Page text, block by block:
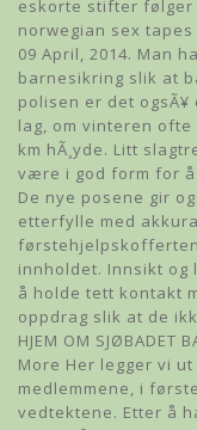
eskorte stifter følger
norwegian sex
09 April, 2014. Man
barnesikring slik at
polisen er det ogsÃ¥
lag, om vinteren ofte
km hÃ¸yde. Litt
være i god form for
De nye posene gir
etterfylle med
innholdet. Innsikt og
å holde tett kontakt
oppdrag slik at de
HJEM OM SJØBADET
More Her legger vi
medlemmene, i
vedtektene. Etter å